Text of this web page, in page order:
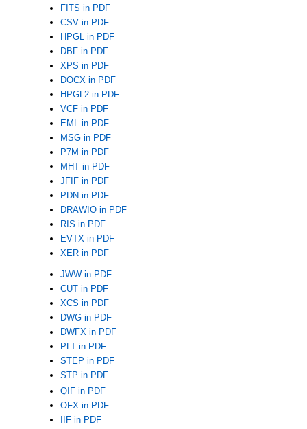
FITS in PDF
CSV in PDF
HPGL in PDF
DBF in PDF
XPS in PDF
DOCX in PDF
HPGL2 in PDF
VCF in PDF
EML in PDF
MSG in PDF
P7M in PDF
MHT in PDF
JFIF in PDF
PDN in PDF
DRAWIO in PDF
RIS in PDF
EVTX in PDF
XER in PDF
JWW in PDF
CUT in PDF
XCS in PDF
DWG in PDF
DWFX in PDF
PLT in PDF
STEP in PDF
STP in PDF
QIF in PDF
OFX in PDF
IIF in PDF